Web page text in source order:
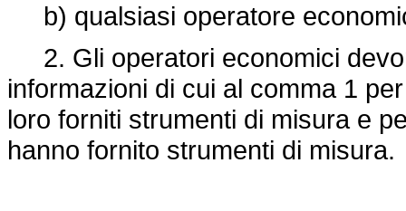
b) qualsiasi operatore
2. Gli operatori economici
informazioni di cui al comma 1
loro forniti strumenti di misura e
hanno fornito strumenti di misura.